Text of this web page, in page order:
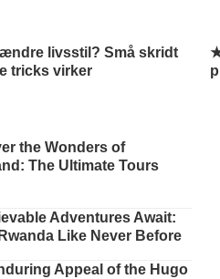
livsstil? Små skridt
tricks virker
the Wonders of
The Ultimate Tours
Adventures Await:
Like Never Before
Appeal of the Hugo